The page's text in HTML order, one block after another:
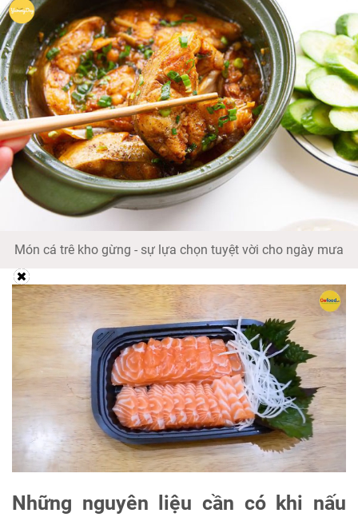
Món cá trê kho gừng - sự lựa chọn tuyệt vời cho ngày mưa
Những nguyên liệu cần có khi nấu